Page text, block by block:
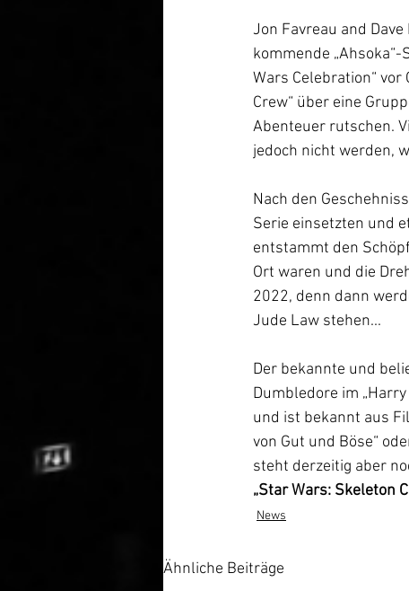
Jon Favreau and
kommende
Wars Celebration“
Crew“ über eine
Abenteuer rutschen.
jedoch nicht werden,
Nach den
Serie einsetzten und
entstammt den
Ort waren und die
2022, denn dann
Jude Law stehen...
Der bekannte und
Dumbledore im
und ist bekannt aus
von Gut und Böse“
steht derzeitig aber
„Star Wars: Skeleton
News
Ähnliche Beiträge